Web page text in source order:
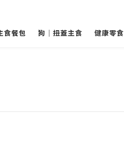
食餐包 狗｜扭蓋主食 健康零食